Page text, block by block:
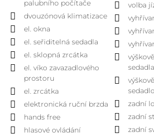
palubního počítače
dvouzónová klimatizace
el. okna
el. seřiditelná sedadla
el. sklopná zrcátka
el. víko zavazadlového
prostoru
el. zrcátka
elektronická ruční brzda
hands free
hlasové ovládání
volba
sedadla
zadní
zadní
zadní